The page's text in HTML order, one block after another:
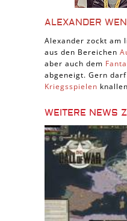
ALEXANDER
Alexander zockt am
aus den Bereichen
aber auch dem
abgeneigt. Gern
Kriegsspielen
WEITERE NEWS